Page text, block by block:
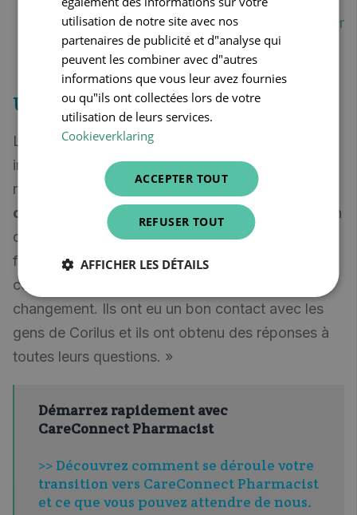
– pharmacien Bernard De Vulder
Une installation impeccable
La transition versCareConnect Pharmacist
inquiétait quelque peu Bernard. « Corilus m'a
rassuré et ils ont
soigneusement planifié
chaque étape de la conversion
: de l'explication
de l'outil au paramétrage correct des différentes
fonctions. Je suis heureux de voir que mes
collègues de la pharmacie savent embrasser le
changement. Ils ont eu un bon contact avec les
gens de Corilus et ils ont obtenu des réponses à
toutes leurs questions. »
Démarrez rapidement avec
CareConnect Pharmacist
>> Découvrez comment se déroule votre
transition vers CareConnect Pharmacist
et ce que vous pouvez attendre de nous.
utilisation de notre site avec nos
partenaires de publicité et d"analyse qui
peuvent les combiner avec d"autres
informations que vous leur avez fournies
ou qu"ils ont collectées lors de votre
utilisation de leurs services.
Cookieverklaring
ACCEPTER TOUT
REFUSER TOUT
AFFICHER LES DÉTAILS